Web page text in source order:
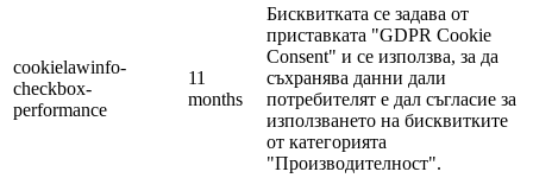
cookielawinfo-
checkbox-
performance
11
months
Бисквитката се задава от
приставката "GDPR Cookie
Consent" и се използва, за да
съхранява данни дали
потребителят е дал съгласие за
използването на бисквитките
от категорията
"Производителност".